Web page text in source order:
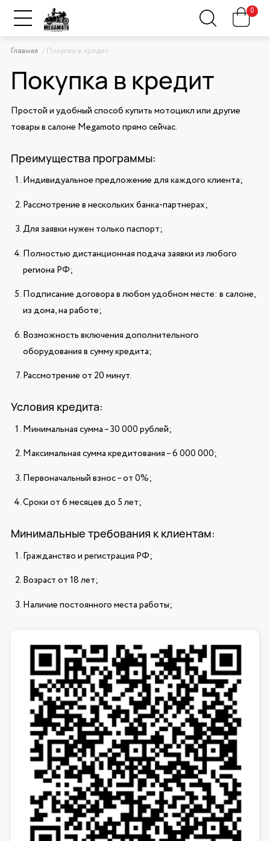
0
Главная Покупка в кредит
Покупка в кредит
Простой и удобный способ купить мотоцикл или другие
товары в салоне Megamoto прямо сейчас.
Преимущества программы:
Индивидуальное предложение для каждого клиента;
Рассмотрение в нескольких банка-партнерах;
Для заявки нужен только паспорт;
Полностью дистанционная подача заявки из любого
региона РФ;
Подписание договора в любом удобном месте: в салоне,
из дома, на работе;
Возможность включения дополнительного
оборудования в сумму кредита;
Рассмотрение от 20 минут.
Условия кредита:
Минимальная сумма – 30 000 рублей;
Максимальная сумма кредитования – 6 000 000;
Первоначальный взнос – от 0%;
Сроки от 6 месяцев до 5 лет;
Минимальные требования к клиентам:
Гражданство и регистрация РФ;
Возраст от 18 лет;
Наличие постоянного места работы;